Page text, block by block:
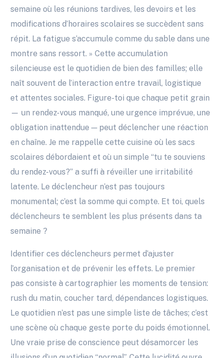
semaine où les réunions tardives, les devoirs et les
modifications d’horaires scolaires se succèdent sans
répit. La fatigue s’accumule comme du sable dans une
montre sans ressort. » Cette accumulation
silencieuse est le quotidien de bien des familles; elle
naît souvent de l’interaction entre travail, logistique
et attentes sociales. Figure-toi que chaque petit grain
— un rendez-vous manqué, une urgence imprévue, une
obligation inattendue — peut déclencher une réaction
en chaîne. Je me rappelle cette cuisine où les sacs
scolaires débordaient et où un simple “tu te souviens
du rendez-vous?” a suffi à réveiller une irritabilité
latente. Le déclencheur n’est pas toujours
monumental; c’est la somme qui compte. Et toi, quels
déclencheurs te semblent les plus présents dans ta
semaine ?
Identifier ces déclencheurs permet d’ajuster
l’organisation et de prévenir les effets. Le premier
pas consiste à cartographier les moments de tension:
rush du matin, coucher tard, dépendances logistiques.
Le quotidien n’est pas une simple liste de tâches; c’est
une scène où chaque geste porte du poids émotionnel.
Une vraie prise de conscience peut désamorcer les